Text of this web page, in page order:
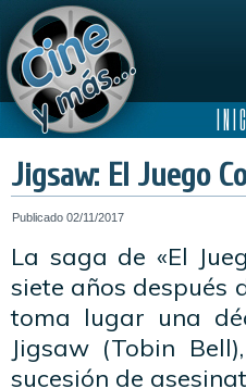
I N I
Jigsaw: El Juego
Publicado 02/11/2017
La saga de «El
siete años después
toma lugar una
Jigsaw (Tobin
sucesión de